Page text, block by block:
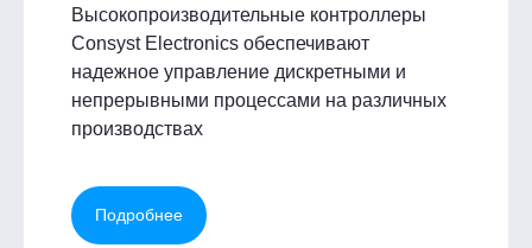
Высокопроизводительные контроллеры
Consyst Electronics обеспечивают
надежное управление дискретными и
непрерывными процессами на различных
производствах
Подробнее